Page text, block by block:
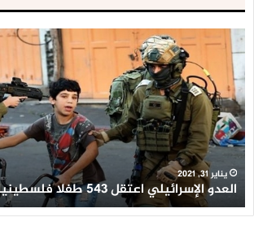
العدو
الإسرائيلي
اعتقل
543
طفلا
فلسطينيا
خلال
2020
يناير 31, 2021
العدو الإسرائيلي اعتقل 543 طفلا فلسطينيا خلال 2020